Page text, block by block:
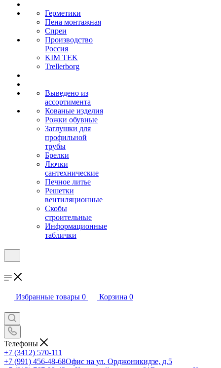
Герметики
Пена монтажная
Спреи
Производство
Россия
KIM TEK
Trellerborg
Выведено из
ассортимента
Кованые изделия
Рожки обувные
Заглушки для
профильной
трубы
Брелки
Лючки
сантехнические
Печное литье
Решетки
вентиляционные
Скобы
строительные
Информационные
таблички
Избранные товары 0 Корзина 0
Телефоны
+7 (3412) 570-111
+7 (991) 456-48-68Офис на ул. Орджоникидзе, д.5